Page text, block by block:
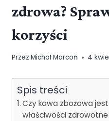
zdrowa?
korzyści
Przez Michał Marcoń 4
Spis treści
Czy kawa zbożowa
właściwości